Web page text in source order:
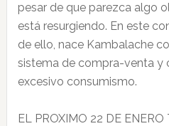
pesar de que parezca algo
está resurgiendo. En este
de ello, nace Kambalache
sistema de compra-venta y
excesivo consumismo.
EL PROXIMO 22 DE